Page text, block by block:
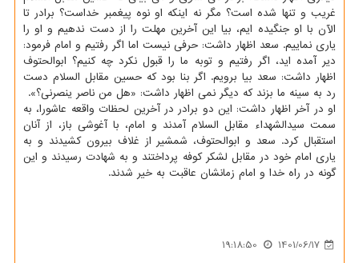
غریب و تنها شده است؟ مگر نه اینکه او نوه پیغمبر خداست؟ برادر تا
الآن با او جنگیده ایم، بیا این آخرین مهلت را از دست ندهیم و او را
یاری نماییم. سعد اظهار داشت: حرفی نیست اما اگر رفتیم و امام فرمود:
دیر آمده اید، اگر رفتیم و توبه ما را قبول نکرد چه کنیم؟ ابوالحتوف
اظهار داشت: سعد بیا برویم. اگر بنا بود که حسین مقابل السلام دست
رد به سینه ما بزند که دیگر نمی اظهار داشت: «هل من ناصر ینصرنی؟».
او در آخر اظهار داشت: این دو برادر در آخرین لحظات واقعه عاشورا، به
سمت سیدالشهداء مقابل السلام آمدند و امام، با آغوشی باز، از آنان
استقبال کرد. سعد و ابوالحتوف، شمشیر از غلاف بیرون کشیدند و به
یاری امام خود در مقابل لشکر کوفه پرداختند و به شهادت رسیدند و این
گونه در راه خدا و امام زمانشان عاقبت به خیر شدند.
1401/06/17
19:18:50